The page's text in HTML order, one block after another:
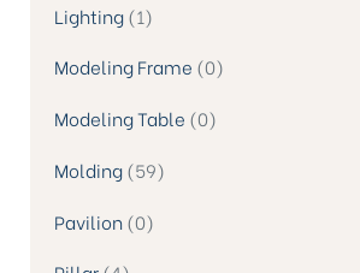
Lighting 1
Modeling Frame 0
Modeling Table 0
Molding 59
Pavilion 0